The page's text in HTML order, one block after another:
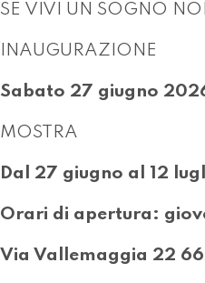
SE VIVI UN SOGNO
INAUGURAZIONE
Sabato 27 giugno
MOSTRA
Dal 27 giugno al 12
Orari di apertura:
Via Vallemaggia 22